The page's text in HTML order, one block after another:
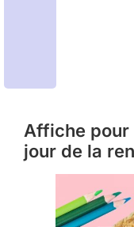
Affiche pour
jour de la